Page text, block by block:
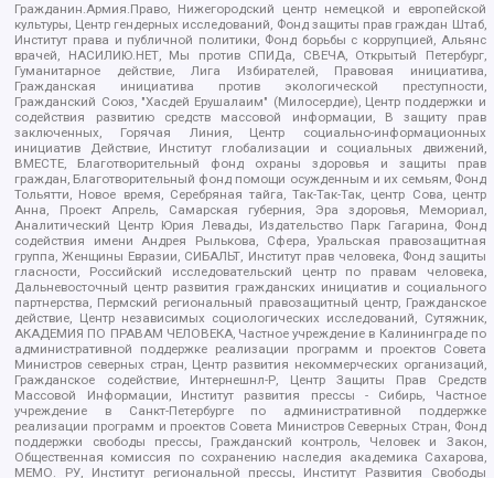
Гражданин.Армия.Право, Нижегородский центр немецкой и европейской
культуры, Центр гендерных исследований, Фонд защиты прав граждан Штаб,
Институт права и публичной политики, Фонд борьбы с коррупцией, Альянс
врачей, НАСИЛИЮ.НЕТ, Мы против СПИДа, СВЕЧА, Открытый Петербург,
Гуманитарное действие, Лига Избирателей, Правовая инициатива,
Гражданская инициатива против экологической преступности,
Гражданский Союз, "Хасдей Ерушалаим" (Милосердие), Центр поддержки и
содействия развитию средств массовой информации, В защиту прав
заключенных, Горячая Линия, Центр социально-информационных
инициатив Действие, Институт глобализации и социальных движений,
ВМЕСТЕ, Благотворительный фонд охраны здоровья и защиты прав
граждан, Благотворительный фонд помощи осужденным и их семьям, Фонд
Тольятти, Новое время, Серебряная тайга, Так-Так-Так, центр Сова, центр
Анна, Проект Апрель, Самарская губерния, Эра здоровья, Мемориал,
Аналитический Центр Юрия Левады, Издательство Парк Гагарина, Фонд
содействия имени Андрея Рылькова, Сфера, Уральская правозащитная
группа, Женщины Евразии, СИБАЛЬТ, Институт прав человека, Фонд защиты
гласности, Российский исследовательский центр по правам человека,
Дальневосточный центр развития гражданских инициатив и социального
партнерства, Пермский региональный правозащитный центр, Гражданское
действие, Центр независимых социологических исследований, Сутяжник,
АКАДЕМИЯ ПО ПРАВАМ ЧЕЛОВЕКА, Частное учреждение в Калининграде по
административной поддержке реализации программ и проектов Совета
Министров северных стран, Центр развития некоммерческих организаций,
Гражданское содействие, Интернешнл-Р, Центр Защиты Прав Средств
Массовой Информации, Институт развития прессы - Сибирь, Частное
учреждение в Санкт-Петербурге по административной поддержке
реализации программ и проектов Совета Министров Северных Стран, Фонд
поддержки свободы прессы, Гражданский контроль, Человек и Закон,
Общественная комиссия по сохранению наследия академика Сахарова,
МЕМО. РУ, Институт региональной прессы, Институт Развития Свободы